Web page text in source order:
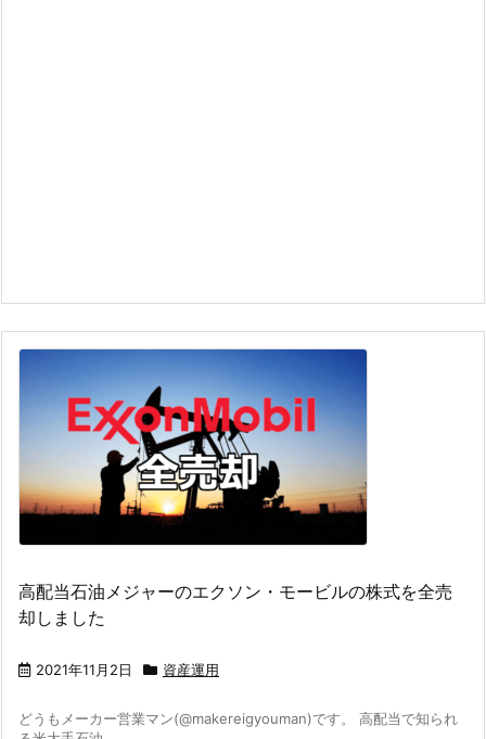
高配当石油メジャーのエクソン・モービルの株式を全売
却しました
2021年11月2日 資産運用
どうもメーカー営業マン(@makereigyouman)です。 高配当で知られ